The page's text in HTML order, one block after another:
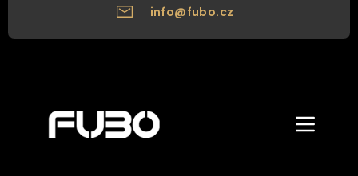
info@fubo.cz
Zobrazit/
menu